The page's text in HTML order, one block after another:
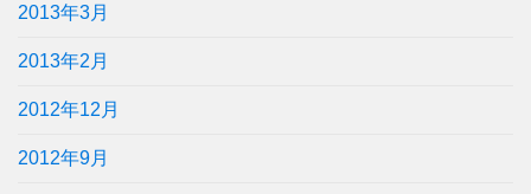
2013年3月
2013年2月
2012年12月
2012年9月